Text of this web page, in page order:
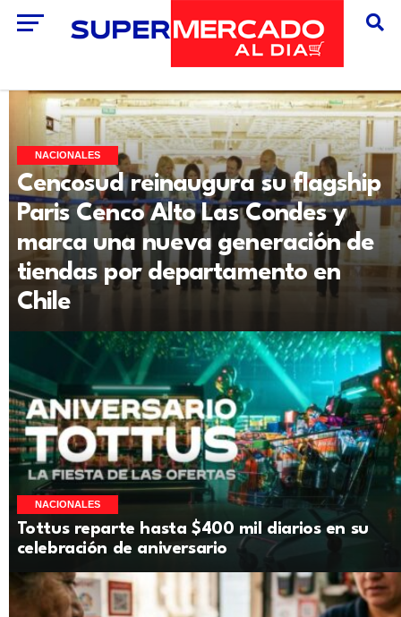
NACIONALES
Cencosud reinaugura su flagship
Paris Cenco Alto Las Condes y
marca una nueva generación de
tiendas por departamento en
Chile
NACIONALES
Tottus reparte hasta $400 mil diarios en su
celebración de aniversario